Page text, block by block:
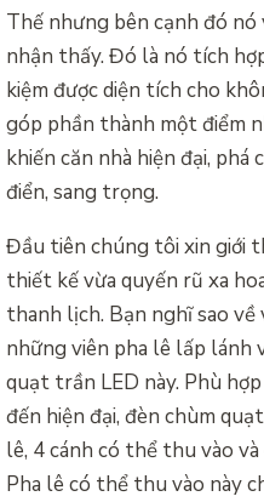
Thế nhưng bên cạnh đó
nhận thấy. Đó là nó tích
kiệm được diện tích cho
góp phần thành một điểm
khiến căn nhà hiện đại, phá
điển, sang trọng.
Đầu tiên chúng tôi xin giới
thiết kế vừa quyến rũ xa
thanh lịch. Bạn nghĩ sao
những viên pha lê lấp lánh
quạt trần LED này. Phù
đến hiện đại, đèn chùm
lê, 4 cánh có thể thu vào
Pha lê có thể thu vào này